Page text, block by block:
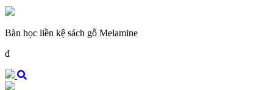
Bàn học liền kệ sách gỗ Melamine
đ